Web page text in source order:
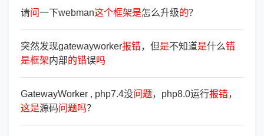
请问一下webman这个框架是怎么升级的？
突然发现gatewayworker报错，但是不知道是什么错
是框架内部的错误吗
GatewayWorker , php7.4没问题，php8.0运行报错，
这是源码问题吗？